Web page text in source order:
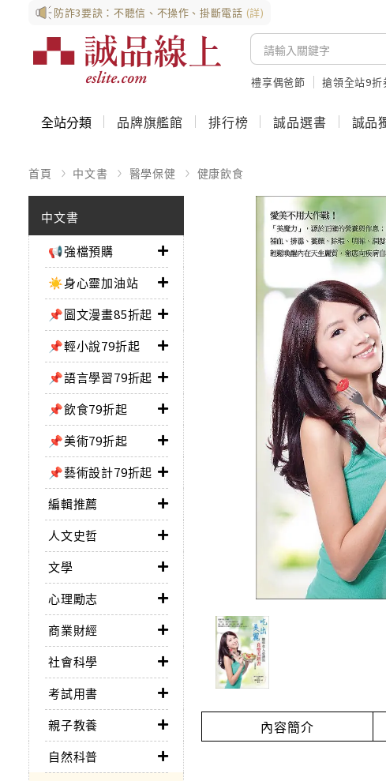
防詐3要訣：不聽信、不操作、掛斷電話 (詳)
禮享偶爸節 搶領全站9折
全站分類 品牌旗艦館 排行榜 誠品選書 誠品
首頁 中文書 醫學保健 健康飲食
中文書
📢強檔預購
☀️身心靈加油站
📌圖文漫畫85折起
📌輕小說79折起
📌語言學習79折起
📌飲食79折起
📌美術79折起
📌藝術設計79折起
編輯推薦
人文史哲
文學
心理勵志
商業財經
社會科學
考試用書
親子教養
自然科普
內容簡介